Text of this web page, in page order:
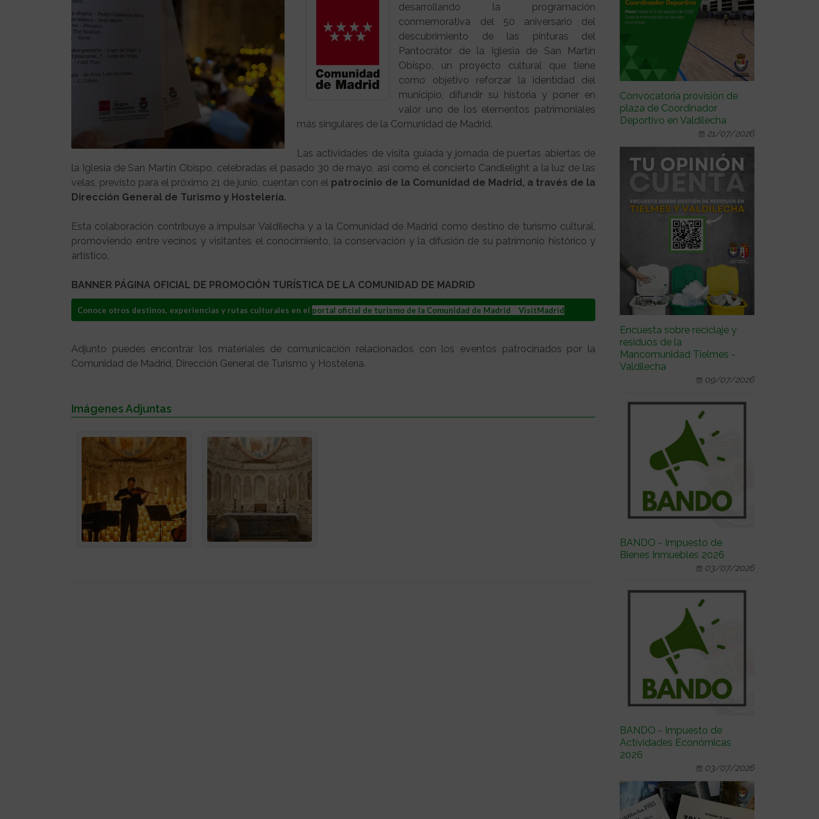
desarrollando la programación
conmemorativa del 50 aniversario del
descubrimiento de las pinturas del
Pantocrátor de la Iglesia de San Martín
Obispo, un proyecto cultural que tiene
como objetivo reforzar la identidad del
municipio, difundir su historia y poner en
valor uno de los elementos patrimoniales
más singulares de la Comunidad de Madrid.
Las actividades de visita guiada y jornada de puertas abiertas de
la Iglesia de San Martín Obispo, celebradas el pasado 30 de mayo, así como el concierto Candlelight a la luz de las
velas, previsto para el próximo 21 de junio, cuentan con el patrocinio de la Comunidad de Madrid, a través de la
Dirección General de Turismo y Hostelería.
Esta colaboración contribuye a impulsar Valdilecha y a la Comunidad de Madrid como destino de turismo cultural,
promoviendo entre vecinos y visitantes el conocimiento, la conservación y la difusión de su patrimonio histórico y
artístico.
BANNER PÁGINA OFICIAL DE PROMOCIÓN TURÍSTICA DE LA COMUNIDAD DE MADRID
Conoce otros destinos, experiencias y rutas culturales en el portal oficial de turismo de la Comunidad de Madrid VisitMadrid
Adjunto puedes encontrar los materiales de comunicación relacionados con los eventos patrocinados por la
Comunidad de Madrid, Dirección General de Turismo y Hostelería.
Imágenes Adjuntas
Convocatoria provisión de
plaza de Coordinador
Deportivo en Valdilecha
21/07/2026
Encuesta sobre reciclaje y
residuos de la
Mancomunidad Tielmes -
Valdilecha
09/07/2026
BANDO - Impuesto de
Bienes Inmuebles 2026
03/07/2026
BANDO - Impuesto de
Actividades Económicas
2026
03/07/2026